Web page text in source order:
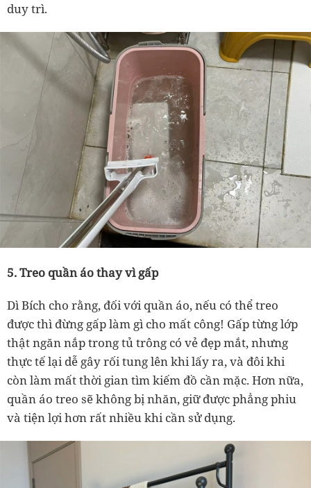
duy trì.
5. Treo quần áo thay vì gấp
DìBích cho rằng, đối với quần áo, nếu có thể treo
được thì đừng gấp làm gì cho mất công! Gấp từng lớp
thật ngăn nắp trong tủ trông có vẻ đẹp mắt, nhưng
thực tế lại dễ gây rối tung lên khi lấy ra, và đôi khi
còn làm mất thời gian tìm kiếm đồ cần mặc. Hơn nữa,
quần áo treo sẽ không bị nhăn, giữ được phẳng phiu
và tiện lợi hơn rất nhiều khi cần sử dụng.